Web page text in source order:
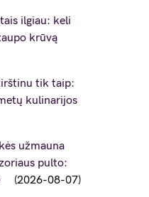
ilgiau: keli
krūvą
tik taip:
kulinarijos
užmauna
pulto:
2026-08-07